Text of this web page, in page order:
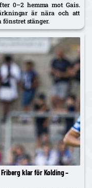
0–2 hemma mot Gais.
är nära och att
stänger.
klar för Kolding –